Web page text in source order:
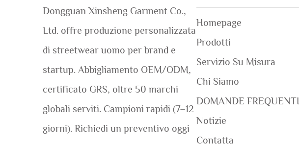
Dongguan Xinsheng Garment Co.,
Ltd. offre produzione personalizzata
di streetwear uomo per brand e
startup. Abbigliamento OEM/ODM,
certificato GRS, oltre 50 marchi
globali serviti. Campioni rapidi (7–12
giorni). Richiedi un preventivo oggi
Homepage
Prodotti
Servizio Su Misura
Chi Siamo
DOMANDE FREQUENTI
Notizie
Contatta